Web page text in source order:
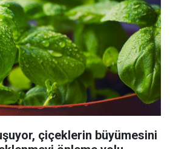
çiçeklerin büyümesini